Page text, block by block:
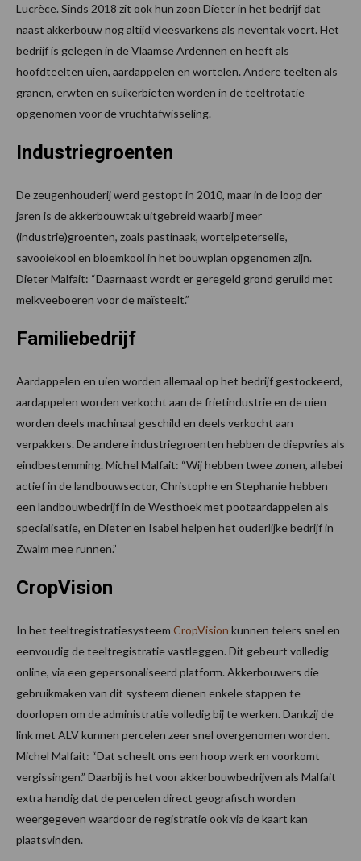
Lucrèce. Sinds 2018 zit ook hun zoon Dieter in het bedrijf dat
naast akkerbouw nog altijd vleesvarkens als neventak voert. Het
bedrijf is gelegen in de Vlaamse Ardennen en heeft als
hoofdteelten uien, aardappelen en wortelen. Andere teelten als
granen, erwten en suikerbieten worden in de teeltrotatie
opgenomen voor de vruchtafwisseling.
Industriegroenten
De zeugenhouderij werd gestopt in 2010, maar in de loop der
jaren is de akkerbouwtak uitgebreid waarbij meer
(industrie)groenten, zoals pastinaak, wortelpeterselie,
savooiekool en bloemkool in het bouwplan opgenomen zijn.
Dieter Malfait: “Daarnaast wordt er geregeld grond geruild met
melkveeboeren voor de maïsteelt.”
Familiebedrijf
Aardappelen en uien worden allemaal op het bedrijf gestockeerd,
aardappelen worden verkocht aan de frietindustrie en de uien
worden deels machinaal geschild en deels verkocht aan
verpakkers. De andere industriegroenten hebben de diepvries als
eindbestemming. Michel Malfait: “Wij hebben twee zonen, allebei
actief in de landbouwsector, Christophe en Stephanie hebben
een landbouwbedrijf in de Westhoek met pootaardappelen als
specialisatie, en Dieter en Isabel helpen het ouderlijke bedrijf in
Zwalm mee runnen.”
CropVision
In het teeltregistratiesysteem CropVision kunnen telers snel en
eenvoudig de teeltregistratie vastleggen. Dit gebeurt volledig
online, via een gepersonaliseerd platform. Akkerbouwers die
gebruikmaken van dit systeem dienen enkele stappen te
doorlopen om de administratie volledig bij te werken. Dankzij de
link met ALV kunnen percelen zeer snel overgenomen worden.
Michel Malfait: “Dat scheelt ons een hoop werk en voorkomt
vergissingen.” Daarbij is het voor akkerbouwbedrijven als Malfait
extra handig dat de percelen direct geografisch worden
weergegeven waardoor de registratie ook via de kaart kan
plaatsvinden.